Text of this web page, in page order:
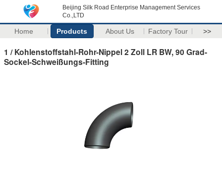
Beijing Silk Road Enterprise Management Services
Co.,LTD
Home Products About Us Factory Tour >>
1 / Kohlenstoffstahl-Rohr-Nippel 2 Zoll LR BW, 90 Grad-
Sockel-Schweißungs-Fitting